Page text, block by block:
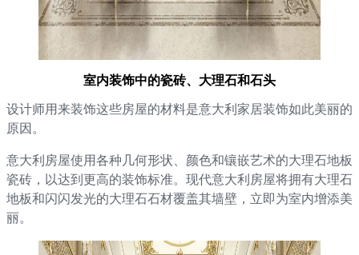
室内装饰中的瓷砖、大理石和石头
设计师用来装饰这些房屋的材料是意大利家居装饰如此美丽的
原因。
意大利房屋使用各种几何形状、颜色和镶嵌艺术的大理石地板
瓷砖，以达到更高的装饰标准。现代意大利房屋将拥有大理石
地板和闪闪发光的大理石石材覆盖其墙壁，立即为室内增添美
丽。